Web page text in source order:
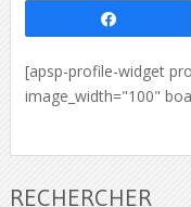
[apsp-profile-widget
image_width="100"
RECHERCHER